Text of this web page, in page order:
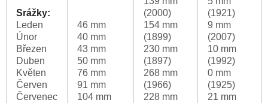
Srážky:
Leden
Únor
Březen
Duben
Květen
Červen
Červenec
46 mm
40 mm
43 mm
50 mm
76 mm
91 mm
104 mm
(2000)
154 mm
(1899)
230 mm
(1897)
268 mm
(1966)
228 mm
(1921)
9 mm
(2007)
10 mm
(1992)
0 mm
(1925)
21 mm